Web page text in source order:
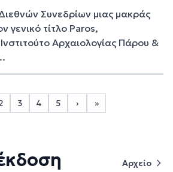
Συνεδρίων μιας μακράς
γενικό τίτλο Paros,
Αρχαιολογίας Πάρου &
Σελιδοποίηση
Page 2Page 3
3 Page 4
4 Page 5
5
Next page
›
Last page
»
Αρχείο